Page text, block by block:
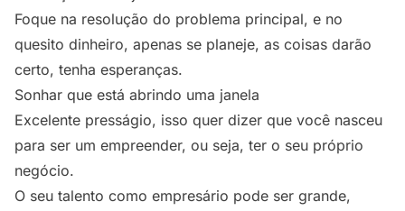
Foque na resolução do problema principal, e no
quesito dinheiro, apenas se planeje, as coisas darão
certo, tenha esperanças.
Sonhar que está abrindo uma janela
Excelente presságio, isso quer dizer que você nasceu
para ser um empreender, ou seja, ter o seu próprio
negócio.
O seu talento como empresário pode ser grande,